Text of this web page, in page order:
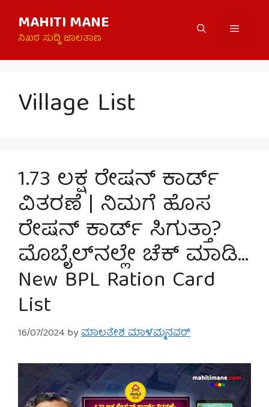
content
MAHITI MANE
ನಿಖರ ಸುದ್ದಿ ಜಾಲತಾಣ
Menu
Village List
1.73 ಲಕ್ಷ ರೇಷನ್ ಕಾರ್ಡ್
ವಿತರಣೆ | ನಿಮಗೆ ಹೊಸ
ರೇಷನ್ ಕಾರ್ಡ್ ಸಿಗುತ್ತಾ?
ಮೊಬೈಲ್‌ನಲ್ಲೇ ಚೆಕ್ ಮಾಡಿ…
New BPL Ration Card
List
16/07/2024 byಮಾಲತೇಶ ಮಾಳಮ್ಮನವರ್